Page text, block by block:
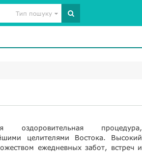
Тип пошуку
процедура,
целителями Востока. Высокий
ежедневных забот, встреч и